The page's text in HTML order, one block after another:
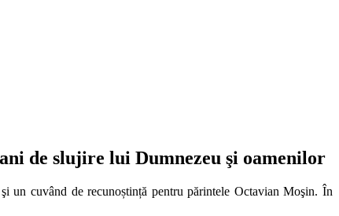
de slujire lui Dumnezeu şi oamenilor
cuvând de recunoștință pentru părintele Octavian Moşin. În